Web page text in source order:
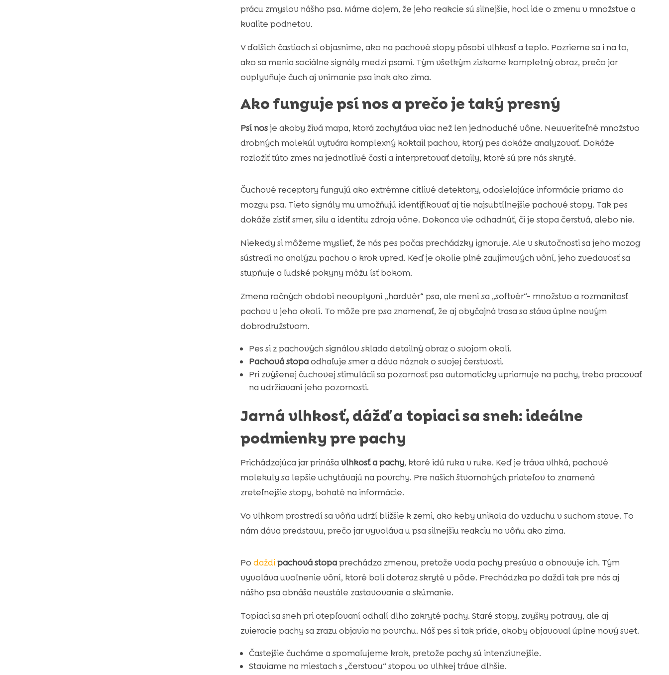
prácu zmyslov nášho psa. Máme dojem, že jeho reakcie sú silnejšie, hoci ide o zmenu v množstve a
kvalite podnetov.
V ďalších častiach si objasnime, ako na pachové stopy pôsobí vlhkosť a teplo. Pozrieme sa i na to,
ako sa menia sociálne signály medzi psami. Tým všetkým získame kompletný obraz, prečo jar
ovplyvňuje čuch aj vnímanie psa inak ako zima.
Ako funguje psí nos a prečo je taký presný
Psí nosje akoby živá mapa, ktorá zachytáva viac než len jednoduché vône. Neuveriteľné množstvo
drobných molekúl vytvára komplexný koktail pachov, ktorý pes dokáže analyzovať. Dokáže
rozložiť túto zmes na jednotlivé časti a interpretovať detaily, ktoré sú pre nás skryté.
Čuchové receptory fungujú ako extrémne citlivé detektory, odosielajúce informácie priamo do
mozgu psa. Tieto signály mu umožňujú identifikovať aj tie najsubtílnejšie pachové stopy. Tak pes
dokáže zistiť smer, silu a identitu zdroja vône. Dokonca vie odhadnúť, či je stopa čerstvá, alebo nie.
Niekedy si môžeme myslieť, že nás pes počas prechádzky ignoruje. Ale v skutočnosti sa jeho mozog
sústredí na analýzu pachov o krok vpred. Keď je okolie plné zaujímavých vôní, jeho zvedavosť sa
stupňuje a ľudské pokyny môžu ísť bokom.
Zmena ročných období neovplyvní „hardvér“ psa, ale mení sa „softvér“- množstvo a rozmanitosť
pachov v jeho okolí. To môže pre psa znamenať, že aj obyčajná trasa sa stáva úplne novým
dobrodružstvom.
Pes si z pachových signálov sklada detailný obraz o svojom okolí.
Pachová stopaodhaľuje smer a dáva náznak o svojej čerstvosti.
Pri zvýšenej čuchovej stimulácii sa pozornosť psa automaticky upriamuje na pachy, treba pracovať
na udržiavaní jeho pozornosti.
Jarná vlhkosť, dážď a topiaci sa sneh: ideálne
podmienky pre pachy
Prichádzajúca jar prináša vlhkosť a pachy, ktoré idú ruka v ruke. Keď je tráva vlhká, pachové
molekuly sa lepšie uchytávajú na povrchy. Pre našich štvornohých priateľov to znamená
zreteľnejšie stopy, bohaté na informácie.
Vo vlhkom prostredí sa vôňa udrží bližšie k zemi, ako keby unikala do vzduchu v suchom stave. To
nám dáva predstavu, prečo jar vyvoláva u psa silnejšiu reakciu na vôňu ako zima.
Po daždipachová stopaprechádza zmenou, pretože voda pachy presúva a obnovuje ich. Tým
vyvoláva uvoľnenie vôní, ktoré boli doteraz skryté v pôde. Prechádzka po daždi tak pre nás aj
nášho psa obnáša neustále zastavovanie a skúmanie.
Topiaci sa sneh pri otepľovaní odhalí dlho zakryté pachy. Staré stopy, zvyšky potravy, ale aj
zvieracie pachy sa zrazu objavia na povrchu. Náš pes si tak príde, akoby objavoval úplne nový svet.
Častejšie čucháme a spomaľujeme krok, pretože pachy sú intenzívnejšie.
Staviame na miestach s „čerstvou“ stopou vo vlhkej tráve dlhšie.